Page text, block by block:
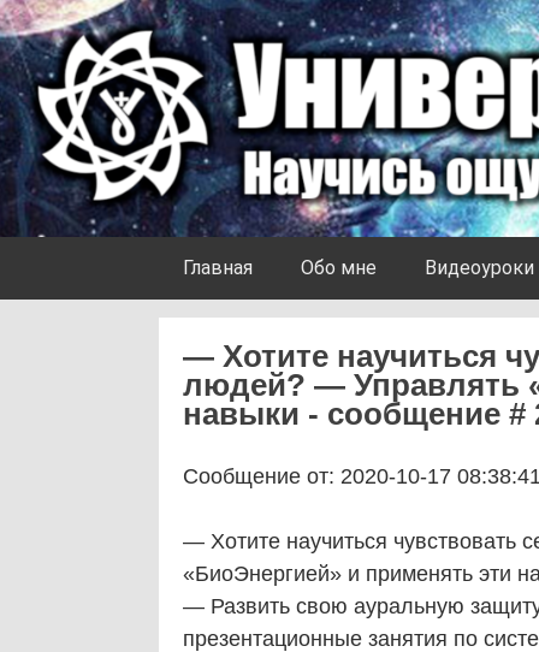
Университет Ноосферы
Главная Обо мне Видеоуроки
— Хотите научиться
людей? — Управлять
навыки - сообщение #
Сообщение от: 2020-10-17 08:38:41
— Хотите научиться чувствовать
«БиоЭнергией» и применять эти
— Развить свою ауральную
презентационные занятия по